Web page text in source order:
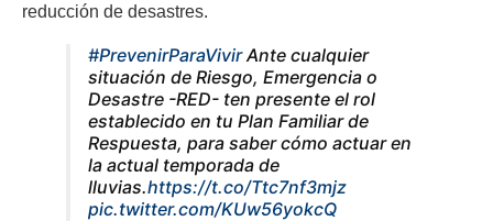
reducción de desastres.
#PrevenirParaVivirAnte cualquier
situación de Riesgo, Emergencia o
Desastre -RED- ten presente el rol
establecido en tu Plan Familiar de
Respuesta, para saber cómo actuar en
la actual temporada de
lluvias.https://t.co/Ttc7nf3mjz
pic.twitter.com/KUw56yokcQ